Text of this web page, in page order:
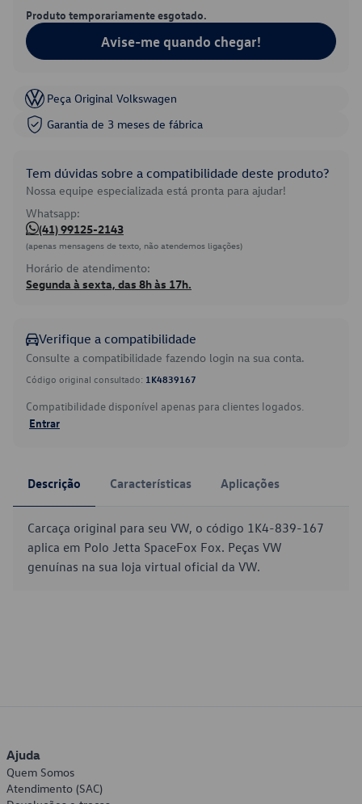
Produto temporariamente esgotado.
Avise-me quando chegar!
Peça Original Volkswagen
Garantia de 3 meses de fábrica
Tem dúvidas sobre a compatibilidade deste produto?
Nossa equipe especializada está pronta para ajudar!
Whatsapp:
(41) 99125-2143
(apenas mensagens de texto, não atendemos ligações)
Horário de atendimento:
Segunda à sexta, das 8h às 17h.
Verifique a compatibilidade
Consulte a compatibilidade fazendo login na sua conta.
Código original consultado: 1K4839167
Compatibilidade disponível apenas para clientes logados.
Entrar
Descrição Características Aplicações
Carcaça original para seu VW, o código 1K4-839-167
aplica em Polo Jetta SpaceFox Fox. Peças VW
genuínas na sua loja virtual oficial da VW.
Ajuda
Quem Somos
Atendimento (SAC)